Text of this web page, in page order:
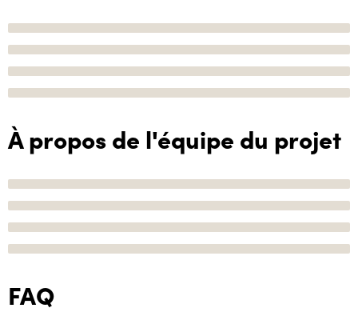
À propos de l'équipe du projet
FAQ